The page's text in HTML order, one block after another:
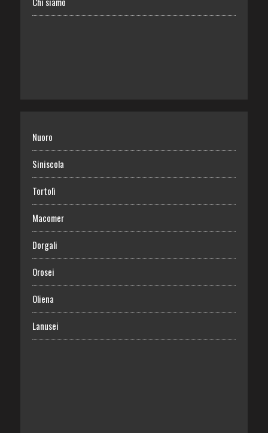
Nuoro
Siniscola
Tortolì
Macomer
Dorgali
Orosei
Oliena
Lanusei